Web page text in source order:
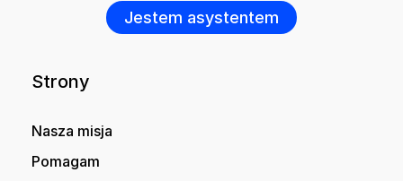
Jestem asystentem
Strony
Nasza misja
Pomagam